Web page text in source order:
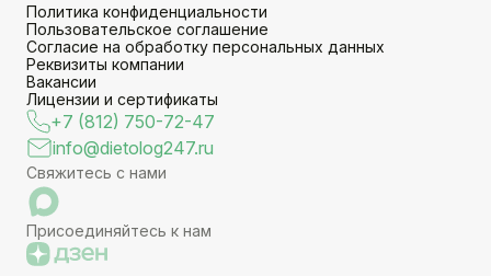
Политика конфиденциальности
Пользовательское соглашение
Согласие на обработку персональных данных
Реквизиты компании
Вакансии
Лицензии и сертификаты
+7 (812) 750-72-47
info@dietolog247.ru
Свяжитесь с нами
Присоединяйтесь к нам